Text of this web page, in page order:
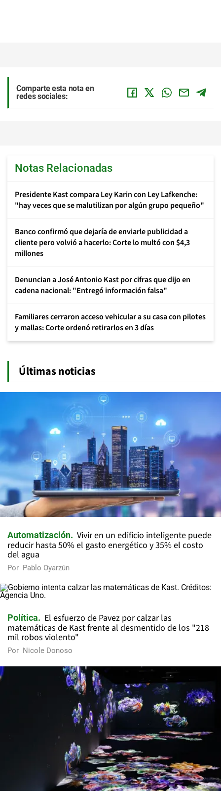
Comparte esta nota en
redes sociales:
Notas Relacionadas
Presidente Kast compara Ley Karin con Ley Lafkenche:
"hay veces que se malutilizan por algún grupo pequeño"
Banco confirmó que dejaría de enviarle publicidad a
cliente pero volvió a hacerlo: Corte lo multó con $4,3
millones
Denuncian a José Antonio Kast por cifras que dijo en
cadena nacional: "Entregó información falsa"
Familiares cerraron acceso vehicular a su casa con pilotes
y mallas: Corte ordenó retirarlos en 3 días
Últimas noticias
Automatización
Vivir en un edificio inteligente puede
reducir hasta 50% el gasto energético y 35% el costo
del agua
Por Pablo Oyarzún
Política
El esfuerzo de Pavez por calzar las
matemáticas de Kast frente al desmentido de los "218
mil robos violento"
Por Nicole Donoso